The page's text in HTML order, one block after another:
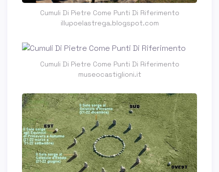
Cumuli Di Pietre Come Punti Di Riferimento
illupoelastrega.blogspot.com
Cumuli Di Pietre Come Punti Di Riferimento
museocastiglioni.it